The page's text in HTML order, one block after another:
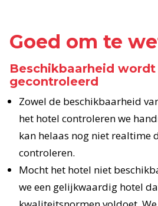
Goed om te
Beschikbaarheid
gecontroleerd
Zowel de beschikbaarheid
het hotel controleren we
kan helaas nog niet realtime
controleren.
Mocht het hotel niet
we een gelijkwaardig hotel